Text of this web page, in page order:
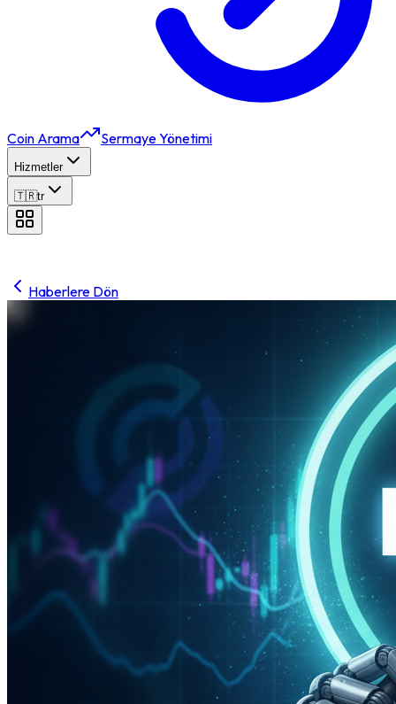
Coin Arama Sermaye Yönetimi
Hizmetler
🇹🇷tr
Haberlere Dön